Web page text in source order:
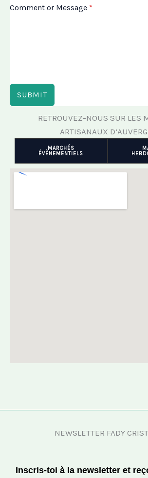
Comment or Message *
SUBMIT
RETROUVEZ-NOUS SUR LES
ARTISANAUX
MARCHÉS
ÉVÈNEMENTIELS
NEWSLETTER FADY
Inscris-toi à la newsletter et